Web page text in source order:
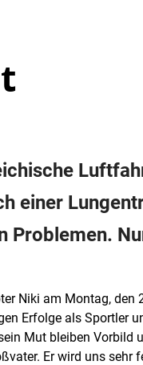
einer
Problemen.
Niki am Montag,
Erfolge als Sportler
Mut bleiben
Er wird uns sehr